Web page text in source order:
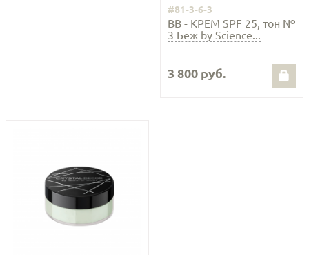
#81-3-6-3
ВВ - КРЕМ SPF 25, тон №
3 Беж by Science...
3 800 руб.